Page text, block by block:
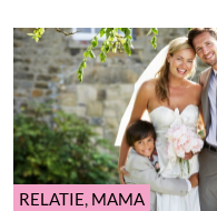
RELATIE, MAMA